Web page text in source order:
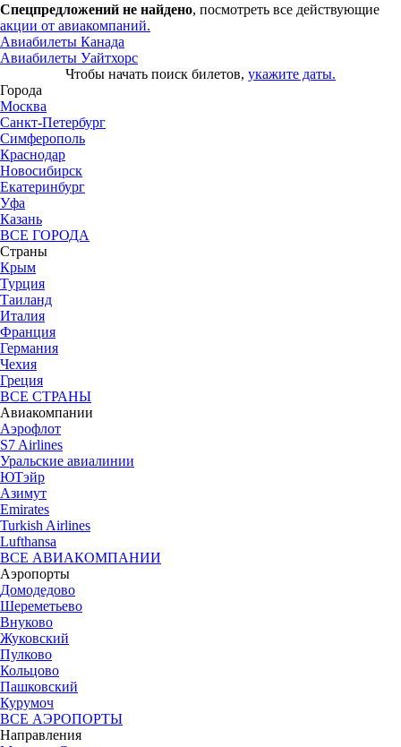
Спецпредложений не найдено, посмотреть все действующие
акции от авиакомпаний.
Авиабилеты Канада
Авиабилеты Уайтхорс
Чтобы начать поиск билетов, укажите даты.
Города
Москва
Санкт-Петербург
Симферополь
Краснодар
Новосибирск
Екатеринбург
Уфа
Казань
ВСЕ ГОРОДА
Страны
Крым
Турция
Таиланд
Италия
Франция
Германия
Чехия
Греция
ВСЕ СТРАНЫ
Авиакомпании
Аэрофлот
S7 Airlines
Уральские авиалинии
ЮТэйр
Азимут
Emirates
Turkish Airlines
Lufthansa
ВСЕ АВИАКОМПАНИИ
Аэропорты
Домодедово
Шереметьево
Внуково
Жуковский
Пулково
Кольцово
Пашковский
Курумоч
ВСЕ АЭРОПОРТЫ
Направления